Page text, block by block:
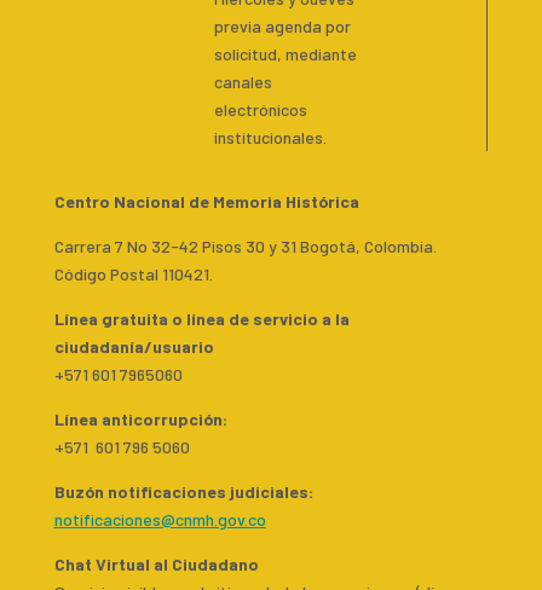
previa agenda por
solicitud, mediante
canales
electrónicos
institucionales.
Centro Nacional de Memoria Histórica
Carrera 7 No 32-42 Pisos 30 y 31 Bogotá, Colombia.
Código Postal 110421.
Línea gratuita o línea de servicio a la
ciudadanía/usuario
+571 601 7965060
Línea anticorrupción:
+571 601 796 5060
Buzón notificaciones judiciales:
notificaciones@cnmh.gov.co
Chat Virtual al Ciudadano